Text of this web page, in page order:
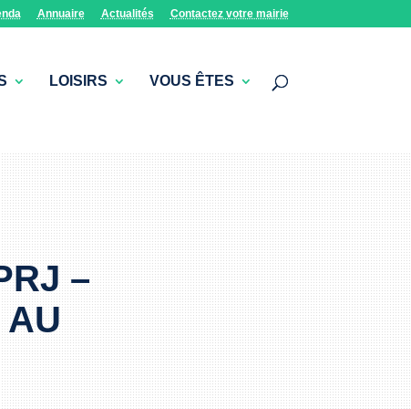
Annuaire Actualités Contactez votre mairie
LOISIRS VOUS ÊTES
–
AU